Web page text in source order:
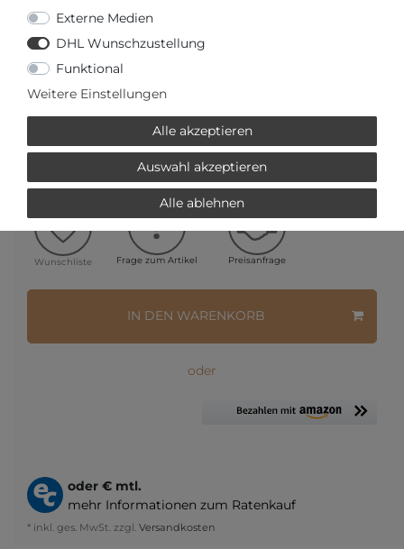
SCHNELLE LIEFERZEIT
3% Skontobei Vorab Überweisung:
480,15 € *
Wunschliste Frage zum Artikel Preisanfrage
IN DEN WARENKORB
oder
oder € mtl.
mehr Informationen zum Ratenkauf
* inkl. ges. MwSt. zzgl. Versandkosten
Externe Medien
DHL Wunschzustellung
Funktional
Weitere Einstellungen
Alle akzeptieren
Auswahl akzeptieren
Alle ablehnen